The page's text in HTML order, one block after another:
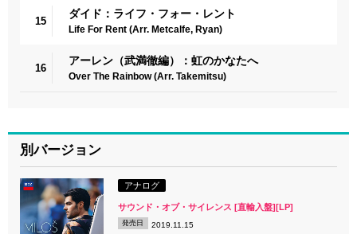
15
ダイド：ライフ・フォー・レント
Life For Rent (Arr. Metcalfe, Ryan)
16
アーレン（武満徹編）：虹のかなたへ
Over The Rainbow (Arr. Takemitsu)
別バージョン
アナログ
サウンド・オブ・サイレンス [直輸入盤][LP]
発売日 2019.11.15